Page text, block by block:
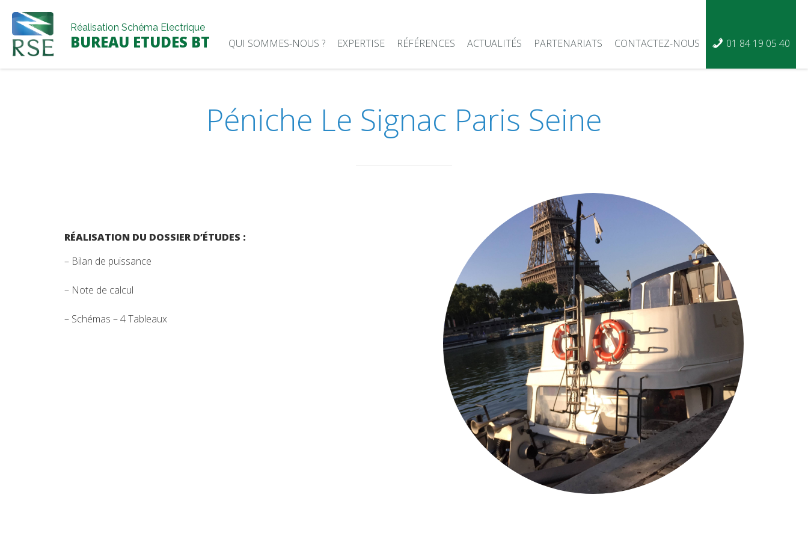
content
Réalisation Schéma Electrique
BUREAU ETUDES BT QUI SOMMES-NOUS ? EXPERTISE RÉFÉRENCES ACTUALITÉS PARTENARIATS CONTACTEZ-NOUS 01 84 19 05 40
Péniche Le Signac Paris Seine
RÉALISATION DU DOSSIER D’ÉTUDES :
– Bilan de puissance
– Note de calcul
– Schémas – 4 Tableaux